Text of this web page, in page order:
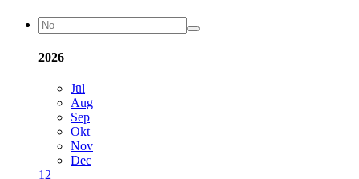
2026
Jūl
Aug
Sep
Okt
Nov
Dec
1 2